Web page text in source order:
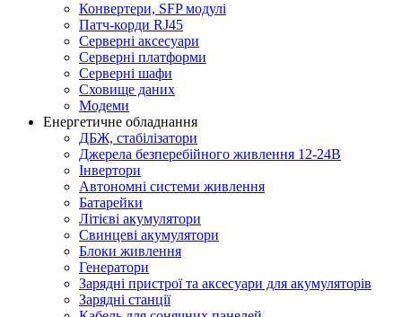
Конвертери, SFP модулі
Патч-корди RJ45
Серверні аксесуари
Серверні платформи
Серверні шафи
Сховище даних
Модеми
Енергетичне обладнання
ДБЖ, стабілізатори
Джерела безперебійного живлення 12-24В
Інвертори
Автономні системи живлення
Батарейки
Літієві акумулятори
Свинцеві акумулятори
Блоки живлення
Генератори
Зарядні пристрої та аксесуари для акумуляторів
Зарядні станції